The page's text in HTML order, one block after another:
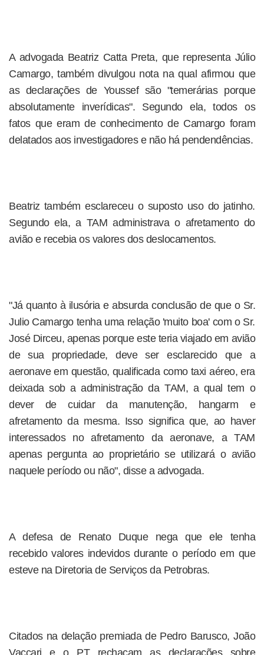
A advogada Beatriz Catta Preta, que representa Júlio
Camargo, também divulgou nota na qual afirmou que
as declarações de Youssef são "temerárias porque
absolutamente inverídicas". Segundo ela, todos os
fatos que eram de conhecimento de Camargo foram
delatados aos investigadores e não há pendendências.
Beatriz também esclareceu o suposto uso do jatinho.
Segundo ela, a TAM administrava o afretamento do
avião e recebia os valores dos deslocamentos.
"Já quanto à ilusória e absurda conclusão de que o Sr.
Julio Camargo tenha uma relação 'muito boa' com o Sr.
José Dirceu, apenas porque este teria viajado em avião
de sua propriedade, deve ser esclarecido que a
aeronave em questão, qualificada como taxi aéreo, era
deixada sob a administração da TAM, a qual tem o
dever de cuidar da manutenção, hangarm e
afretamento da mesma. Isso significa que, ao haver
interessados no afretamento da aeronave, a TAM
apenas pergunta ao proprietário se utilizará o avião
naquele período ou não", disse a advogada.
A defesa de Renato Duque nega que ele tenha
recebido valores indevidos durante o período em que
esteve na Diretoria de Serviços da Petrobras.
Citados na delação premiada de Pedro Barusco, João
Vaccari e o PT rechaçam as declarações sobre